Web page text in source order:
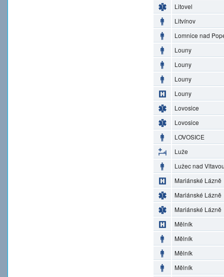
Litovel
Litvínov
Lomnice nad
Louny
Louny
Louny
Louny
Lovosice
Lovosice
LOVOSICE
Luže
Lužec nad
Mariánské Lázně
Mariánské Lázně
Mariánské Lázně
Mělník
Mělník
Mělník
Mělník